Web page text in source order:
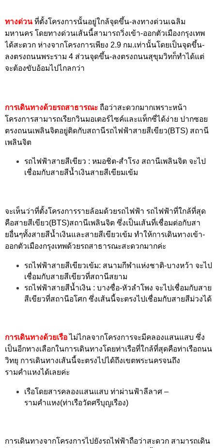
ทางด่วน ที่ตั้งโครงการนั้นอยู่ใกล้จุดขึ้น-ลงทางด่วนเฉลิม
มหานคร โดยทางด่วนเส้นนี้สามารถวิ่งเข้า-ออกตัวเมืองกรุงเทพ
ได้สะดวก ห่างจากโครงการเพียง 2.9 กม.เท่านั้นโดยเป็นจุดขึ้น-
ลงตรงถนนพระราม 4 ส่วนจุดขึ้น-ลงตรงถนนสุขุมวิทก็ทำได้แต่
จะต้องขับอ้อมไปไกลกว่า
การเดินทางด้วยรถสาธารณะ ถือว่าสะดวกมากเพราะหน้า
โครงการสามารถเรียกวินมอเตอร์ไซค์และแท็กซี่ได้ง่าย ปากซอย
ตรงถนนเพลินจิตอยู่ติดกับสถานีรถไฟฟ้าสายสีเขียว(BTS) สถานี
เพลินจิต
รถไฟฟ้าสายสีเขียว : หมอชิต-สำโรง สถานีเพลินจิต จะไป
เชื่อมกับสายสีน้ำเงินสายสีเขียมเข้ม
จะเห็นว่าที่ตั้งโครงการรายล้อมด้วยรถไฟฟ้า รถไฟฟ้าที่ใกล้ที่สุด
คือสายสีเขียว(BTS)สถานีเพลินจิต ซึ่งเป็นเส้นที่เชื่อมต่อกับสา
ยอื่นๆทั้งสายสีน้ำเงินและสายสีเขียวเข้ม ทำให้การเดินทางเข้า-
ออกตัวเมืองกรุงเทพด้วยรถสาธารณะสะดวกมากค่ะ
รถไฟฟ้าสายสีเขียวเข้ม: สนามกีฬาแห่งชาติ-บางหว้า จะไป
เชื่อมกับสายสีเขียวที่สถานีสยาม
รถไฟฟ้าสายสีน้ำเงิน : บางซื่อ-หัวลำโพง จะไปเชื่อมกับสาย
สีเขียวที่สถานีอโศก ซึ่งเส้นนี้จะตรงไปเชื่อมกับสายสีม่วงได้
การเดินทางด้วยเรือ ไม่ไกลจากโครงการจะมีคลองแสนแสบ ซึ่ง
เป็นอีกทางเลือกในการเดินทางโดยท่าเรือที่ใกล้ที่สุดคือท่าเรือถนน
วิทยุ การเดินทางเส้นนี้จะตรงไปได้ถึงเขตพระนครจนถึง
รามคำแหงได้เลยค่ะ
เรือโดยสารคลองแสนแสบ ท่าผ่านฟ้าลีลาศ –
รามคำแหง(ท่าเรือวัดศรีบุญเรือง)
การเดินทางจากโครงการไปยังรถไฟฟ้าถือว่าสะดวก สามารถเดิน